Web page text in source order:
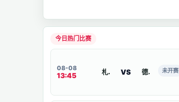
今日热门比赛
08-08
13:45 札幌冈萨多 VS 德岛漩涡 未开赛